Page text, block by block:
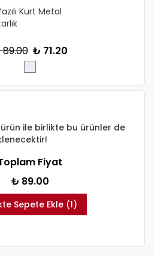
Kurt Metal
₺ 71.20
ile birlikte bu ürünler de
Fiyat
₺ 89.00
Sepete Ekle (1)